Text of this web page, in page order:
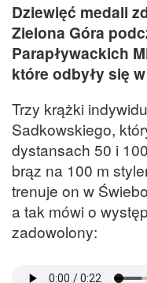
Dziewięć medali
Zielona Góra
Parapływackich
które odbyły się
Trzy krążki
Sadkowskiego,
dystansach 50 i
brąz na 100 m
trenuje on w
a tak mówi o
zadowolony: